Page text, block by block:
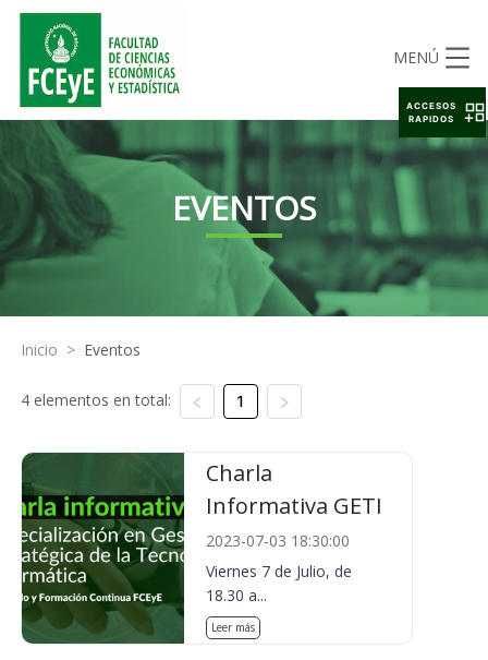
MENÚ
EVENTOS
Inicio > Eventos
4 elementos en total: 1
Charla
Informativa GETI
2023-07-03 18:30:00
Viernes 7 de Julio, de
18.30 a...
Leer más
ACCESOS
RAPIDOS